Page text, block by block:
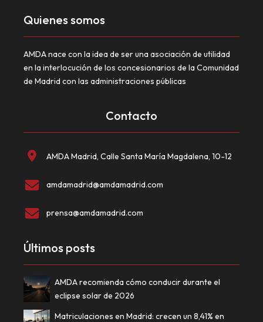
Quienes somos
AMDA nace con la idea de ser una asociación de utilidad
en la interlocución de los concesionarios de la Comunidad
de Madrid con las administraciones públicas
Contacto
AMDA Madrid, Calle Santa María Magdalena, 10-12
amdamadrid@amdamadrid.com
prensa@amdamadrid.com
Últimos posts
AMDA recomienda cómo conducir durante el
eclipse solar de 2026
Matriculaciones en Madrid: crecen un 8,41% en